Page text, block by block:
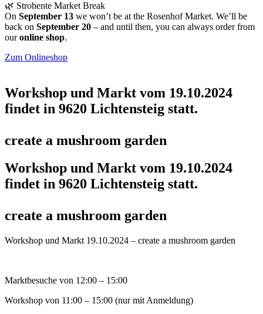
🌿 Strohente Market Break
On September 13 we won’t be at the Rosenhof Market. We’ll be
back on September 20 – and until then, you can always order from
ouronline shop.
Zum Onlineshop
Workshop und Markt vom 19.10.2024
findet in 9620 Lichtensteig statt.
create a mushroom garden
Workshop und Markt vom 19.10.2024
findet in 9620 Lichtensteig statt.
create a mushroom garden
Workshop und Markt 19.10.2024 – create a mushroom garden
Marktbesuche von 12:00 – 15:00
Workshop von 11:00 – 15:00 (nur mit Anmeldung)